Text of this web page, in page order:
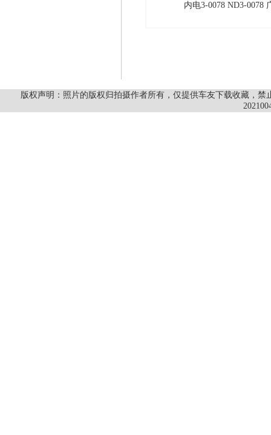
内电3-0078 ND3-0078
版权声明：照片的版权归拍摄作者所有，仅提供车友下载收藏，